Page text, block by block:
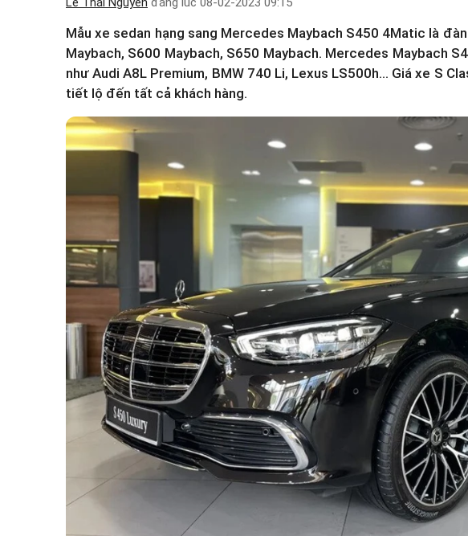
Mẫu xe sedan hạng sang Mercedes Maybach S450 4Matic là
Maybach, S600 Maybach, S650 Maybach. Mercedes Maybach
như Audi A8L Premium, BMW 740 Li, Lexus LS500h... Giá xe S
tiết lộ đến tất cả khách hàng.